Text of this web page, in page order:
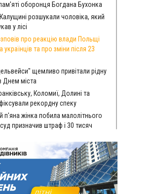
оборонця Богдана Бухонка
розшукали чоловіка, який
у лісі
про реакцію влади Польщі
українців та про зміни після 23
щемливо привітали рідну
Днем міста
Коломиї, Долині та
рекордну спеку
п'яна жінка побила малолітнього
призначив штраф і 30 тисяч
встановилася гідрологічна
води наблизилися до найнижчих
поблизу АЗС сталася масова бійка,
обставини